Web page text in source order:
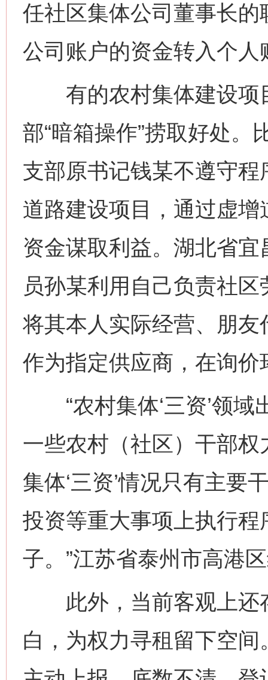
任社区集体公司董事长
公司账户的资金转入个人
有的农村集体建设项
部“暗箱操作”捞取好处。
支部原书记钱某不遵守
道路建设项目，通过虚
资金谋取利益。湖北省
员孙某利用自己负责社
将其本人实际经营、朋
作为指定供应商，在询
“农村集体‘三资’领域
一些农村（社区）干部
集体‘三资’情况只有主要
投资等重大事项上执行
子。”江苏省泰州市高港
此外，当前客观上还
白，为权力寻租留下空